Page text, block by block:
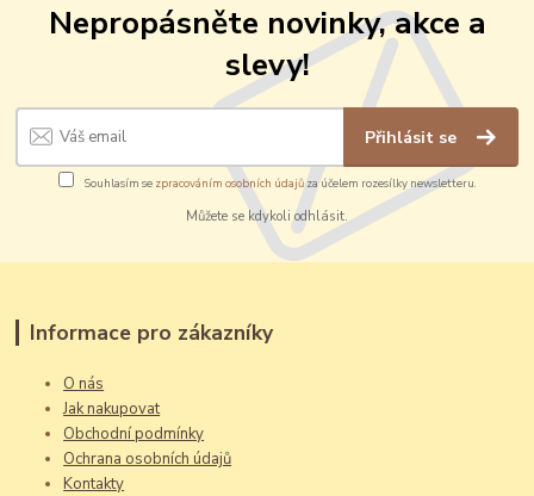
Nepropásněte novinky, akce a
slevy!
Přihlásit se
Souhlasím se zpracováním osobních údajůza účelem rozesílky newsletteru.
Můžete se kdykoli odhlásit.
Informace pro zákazníky
O nás
Jak nakupovat
Obchodní podmínky
Ochrana osobních údajů
Kontakty